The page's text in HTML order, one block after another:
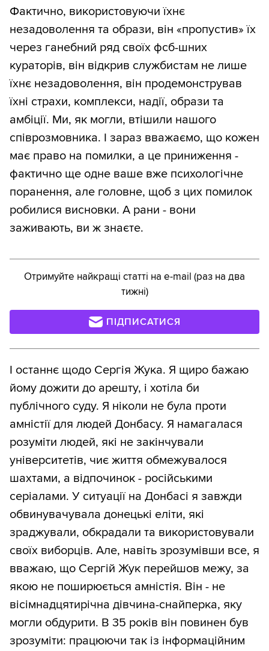
Фактично, використовуючи їхнє
незадоволення та образи, він «пропустив» їх
через ганебний ряд своїх фсб-шних
кураторів, він відкрив службистам не лише
їхнє незадоволення, він продемонстрував
їхні страхи, комплекси, надії, образи та
амбіції. Ми, як могли, втішили нашого
співрозмовника. І зараз вважаємо, що кожен
має право на помилки, а це приниження -
фактично ще одне ваше вже психологічне
поранення, але головне, щоб з цих помилок
робилися висновки. А рани - вони
заживають, ви ж знаєте.
Отримуйте найкращі статті на e-mail (раз на два
тижні)
ПІДПИСАТИСЯ
І останнє щодо Сергія Жука. Я щиро бажаю
йому дожити до арешту, і хотіла би
публічного суду. Я ніколи не була проти
амністії для людей Донбасу. Я намагалася
розуміти людей, які не закінчували
університетів, чиє життя обмежувалося
шахтами, а відпочинок - російськими
серіалами. У ситуації на Донбасі я завжди
обвинувачувала донецькі еліти, які
зраджували, обкрадали та використовували
своїх виборців. Але, навіть зрозумівши все, я
вважаю, що Сергій Жук перейшов межу, за
якою не поширюється амністія. Він - не
вісімнадцятирічна дівчина-снайперка, яку
могли обдурити. В 35 років він повинен був
зрозуміти: працюючи так із інформаційним